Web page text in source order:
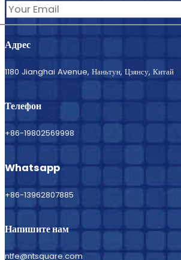
Адрес
1180 Jianghai Avenue, Наньтун, Цзянсу, Китай
Телефон
+86-19802569998
Whatsapp
+86-13962807885
Напишите нам
ntfe@ntsquare.com